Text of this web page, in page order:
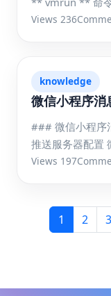
Views 236
knowledge
微信小程序消
### 微信小程序
推送服务器配置
Views 197
1 2 3